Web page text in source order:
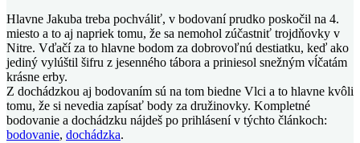
Hlavne Jakuba treba pochváliť, v bodovaní prudko poskočil na 4.
miesto a to aj napriek tomu, že sa nemohol zúčastniť trojdňovky v
Nitre. Vďačí za to hlavne bodom za dobrovoľnú destiatku, keď ako
jediný vylúštil šifru z jesenného tábora a priniesol snežným vĺčatám
krásne erby.
Z dochádzkou aj bodovaním sú na tom biedne Vlci a to hlavne kvôli
tomu, že si nevedia zapísať body za družinovky. Kompletné
bodovanie a dochádzku nájdeš po prihlásení v týchto článkoch:
bodovanie, dochádzka.